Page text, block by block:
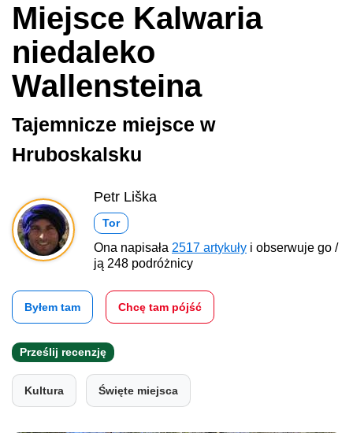
Miejsce Kalwaria
niedaleko
Wallensteina
Tajemnicze miejsce w
Hruboskalsku
Petr Liška
Tor
Ona napisała 2517 artykuły i obserwuje go /
ją 248 podróżnicy
Byłem tam Chcę tam pójść
Prześlij recenzję
Kultura Święte miejsca